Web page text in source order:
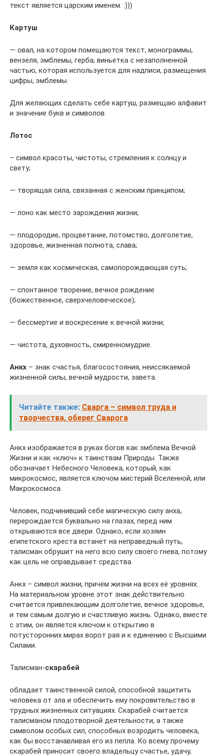
текст является царским именем. :)))
Картуш
— овал, на котором помещаются текст, монограммы,
вензеля, эмблемы, герба; виньетка с незаполненной
частью, которая используется для надписи, размещения
цифры, эмблемы.
Для желающих сделать себе картуш, размещаю алфавит
и значение букв и символов.
Лотос
– символ красоты, чистоты, стремления к солнцу и
свету;
— творящая сила, связанная с женским принципом;
— лоно как место зарождения жизни;
— плодородие, процветание, потомство, долголетие,
здоровье, жизненная полнота, слава;
— земля как космическая, самопорождающая суть;
— спонтанное творение, вечное рождение
(божественное, сверхчеловеческое);
— бессмертие и воскресение к вечной жизни;
— чистота, духовность, смиренномудрие.
Анкх – знак счастья, благосостояния, неиссякаемой
жизненной силы, вечной мудрости, завета.
Читайте также: Сварга – символ труда и
творчества, оберег Сварога
Анкх изображается в руках богов как эмблема Вечной
Жизни и как «ключ» к таинствам Природы. Также
обозначает Небесного Человека, который, как
микрокосмос, является ключом мистерий Вселенной, или
Макрокосмоса.
Человек, подчинивший себе магическую силу анха,
перерождается буквально на глазах, перед ним
открываются все двери. Однако, если хозяин
египетского креста встанет на неправедный путь,
талисман обрушит на него всю силу своего гнева, потому
как цель не оправдывает средства.
Анкх – символ жизни, причём жизни на всех её уровнях.
На материальном уровне этот знак действительно
считается привлекающим долголетие, вечное здоровье,
и тем самым долгую и счастливую жизнь. Однако, вместе
с этим, он является ключом к открытию в
потусторонних мирах ворот рая и к единению с Высшими
Силами.
Талисман-скарабей
обладает таинственной силой, способной защитить
человека от зла и обеспечить ему покровительство в
трудных жизненных ситуациях. Скарабей считается
талисманом плодотворной деятельности, а также
символом особых сил, способных возродить человека,
как бы восстанавливая его из пепла. Ко всему прочему
скарабей приносит своего владельцу счастье, удачу,